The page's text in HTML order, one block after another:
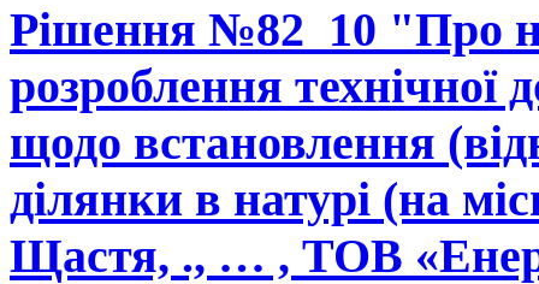
Рішення №82_10 "Про
розроблення технічної
щодо встановлення
ділянки в натурі (на
Щастя, ., … , ТОВ